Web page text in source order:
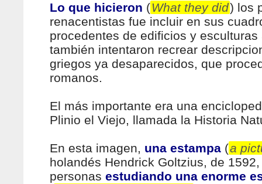
Lo que hicieron (What they did) los
renacentistas fue incluir en sus
procedentes de edificios y esculturas
también intentaron recrear
griegos ya desaparecidos, que
romanos.
El más importante era una
Plinio el Viejo, llamada la Historia
En esta imagen, una estampa (a
holandés Hendrick Goltzius, de
personas estudiando una enorme